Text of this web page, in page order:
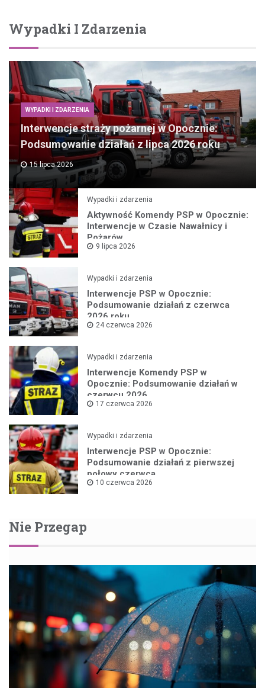
Wypadki I Zdarzenia
WYPADKI I ZDARZENIA
Interwencje straży pożarnej w Opocznie:
Podsumowanie działań z lipca 2026 roku
15 lipca 2026
Wypadki i zdarzenia
Aktywność Komendy PSP w Opocznie:
Interwencje w Czasie Nawałnicy i
Pożarów
9 lipca 2026
Wypadki i zdarzenia
Interwencje PSP w Opocznie:
Podsumowanie działań z czerwca
2026 roku
24 czerwca 2026
Wypadki i zdarzenia
Interwencje Komendy PSP w
Opocznie: Podsumowanie działań w
czerwcu 2026
17 czerwca 2026
Wypadki i zdarzenia
Interwencje PSP w Opocznie:
Podsumowanie działań z pierwszej
połowy czerwca
10 czerwca 2026
Nie Przegap